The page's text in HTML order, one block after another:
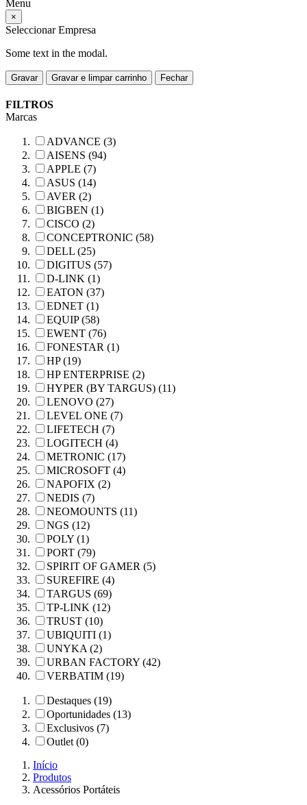
Menu
×
Seleccionar Empresa
Some text in the modal.
Gravar Gravar e limpar carrinho Fechar
FILTROS
Marcas
ADVANCE (3)
AISENS (94)
APPLE (7)
ASUS (14)
AVER (2)
BIGBEN (1)
CISCO (2)
CONCEPTRONIC (58)
DELL (25)
DIGITUS (57)
D-LINK (1)
EATON (37)
EDNET (1)
EQUIP (58)
EWENT (76)
FONESTAR (1)
HP (19)
HP ENTERPRISE (2)
HYPER (BY TARGUS) (11)
LENOVO (27)
LEVEL ONE (7)
LIFETECH (7)
LOGITECH (4)
METRONIC (17)
MICROSOFT (4)
NAPOFIX (2)
NEDIS (7)
NEOMOUNTS (11)
NGS (12)
POLY (1)
PORT (79)
SPIRIT OF GAMER (5)
SUREFIRE (4)
TARGUS (69)
TP-LINK (12)
TRUST (10)
UBIQUITI (1)
UNYKA (2)
URBAN FACTORY (42)
VERBATIM (19)
Destaques (19)
Oportunidades (13)
Exclusivos (7)
Outlet (0)
Início
Produtos
Acessórios Portáteis